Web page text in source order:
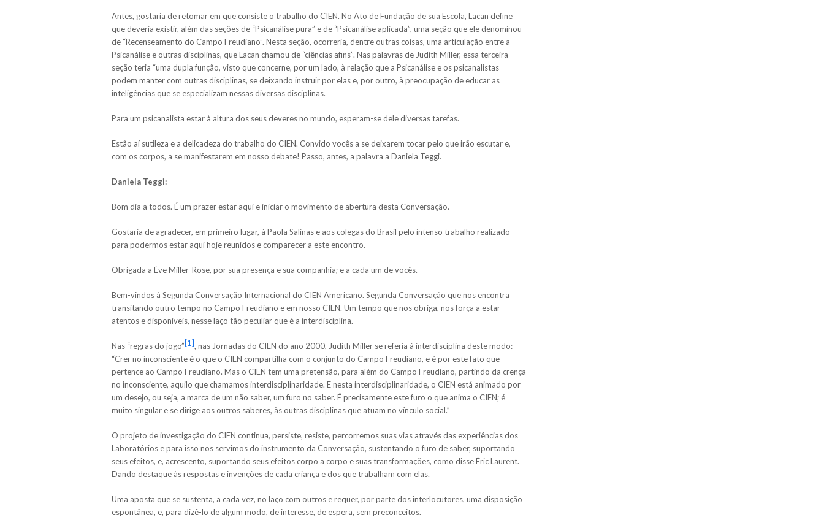
Antes, gostaria de retomar em que consiste o trabalho do CIEN. No Ato de Fundação de sua Escola, Lacan define
que deveria existir, além das seções de “Psicanálise pura” e de “Psicanálise aplicada”, uma seção que ele denominou
de “Recenseamento do Campo Freudiano”. Nesta seção, ocorreria, dentre outras coisas, uma articulação entre a
Psicanálise e outras disciplinas, que Lacan chamou de “ciências afins”. Nas palavras de Judith Miller, essa terceira
seção teria “uma dupla função, visto que concerne, por um lado, à relação que a Psicanálise e os psicanalistas
podem manter com outras disciplinas, se deixando instruir por elas e, por outro, à preocupação de educar as
inteligências que se especializam nessas diversas disciplinas.
Para um psicanalista estar à altura dos seus deveres no mundo, esperam-se dele diversas tarefas.
Estão aí sutileza e a delicadeza do trabalho do CIEN. Convido vocês a se deixarem tocar pelo que irão escutar e,
com os corpos, a se manifestarem em nosso debate! Passo, antes, a palavra a Daniela Teggi.
Daniela Teggi:
Bom dia a todos. É um prazer estar aqui e iniciar o movimento de abertura desta Conversação.
Gostaria de agradecer, em primeiro lugar, à Paola Salinas e aos colegas do Brasil pelo intenso trabalho realizado
para podermos estar aqui hoje reunidos e comparecer a este encontro.
Obrigada a Ève Miller-Rose, por sua presença e sua companhia; e a cada um de vocês.
Bem-vindos à Segunda Conversação Internacional do CIEN Americano. Segunda Conversação que nos encontra
transitando outro tempo no Campo Freudiano e em nosso CIEN. Um tempo que nos obriga, nos força a estar
atentos e disponíveis, nesse laço tão peculiar que é a interdisciplina.
Nas “regras do jogo”[1], nas Jornadas do CIEN do ano 2000, Judith Miller se referia à interdisciplina deste modo:
“Crer no inconsciente é o que o CIEN compartilha com o conjunto do Campo Freudiano, e é por este fato que
pertence ao Campo Freudiano. Mas o CIEN tem uma pretensão, para além do Campo Freudiano, partindo da crença
no inconsciente, aquilo que chamamos interdisciplinaridade. E nesta interdisciplinaridade, o CIEN está animado por
um desejo, ou seja, a marca de um não saber, um furo no saber. É precisamente este furo o que anima o CIEN; é
muito singular e se dirige aos outros saberes, às outras disciplinas que atuam no vínculo social.”
O projeto de investigação do CIEN continua, persiste, resiste, percorremos suas vias através das experiências dos
Laboratórios e para isso nos servimos do instrumento da Conversação, sustentando o furo de saber, suportando
seus efeitos, e, acrescento, suportando seus efeitos corpo a corpo e suas transformações, como disse Éric Laurent.
Dando destaque às respostas e invenções de cada criança e dos que trabalham com elas.
Uma aposta que se sustenta, a cada vez, no laço com outros e requer, por parte dos interlocutores, uma disposição
espontânea, e, para dizê-lo de algum modo, de interesse, de espera, sem preconceitos.